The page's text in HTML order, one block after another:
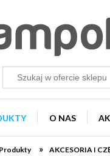
O NAS
Produkty » AKCESORIA I